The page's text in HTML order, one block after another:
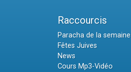
Raccourcis
Paracha de la semaine
Fêtes Juives
News
Cours Mp3-Vidéo